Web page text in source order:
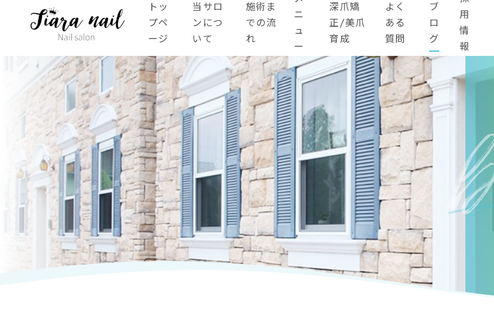
トッ
プペ
ージ
当サロ
ンにつ
いて
施術ま
での流
れ
ニ
ュ
ー
深爪矯
正/美爪
育成
よく
ある
質問
ブ
ロ
グ
用
情
報